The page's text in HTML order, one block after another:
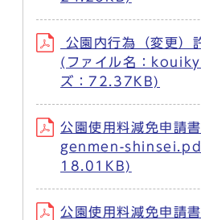
公園内行為（変更）
(ファイル名：
ズ：72.37KB)
公園使用料減免申請
genmen-shinsei.pdf
18.01KB)
公園使用料減免申請